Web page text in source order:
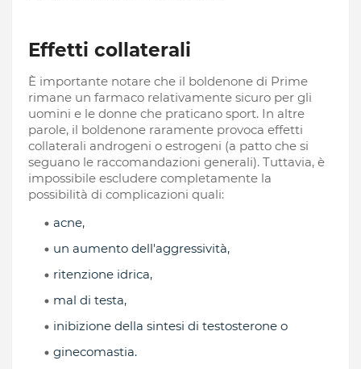
Effetti collaterali
È importante notare che il boldenone di Prime
rimane un farmaco relativamente sicuro per gli
uomini e le donne che praticano sport. In altre
parole, il boldenone raramente provoca effetti
collaterali androgeni o estrogeni (a patto che si
seguano le raccomandazioni generali). Tuttavia, è
impossibile escludere completamente la
possibilità di complicazioni quali:
acne,
ginecomastia.